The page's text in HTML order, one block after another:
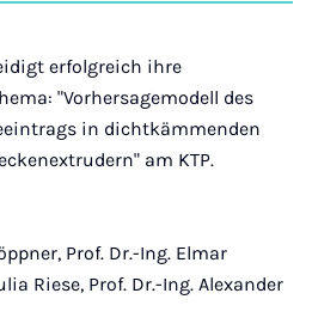
erfolgreich ihre
"Vorhersagemodell des
in dichtkämmenden
am KTP.
Prof. Dr.-Ing. Elmar
Riese, Prof. Dr.-Ing. Alexander